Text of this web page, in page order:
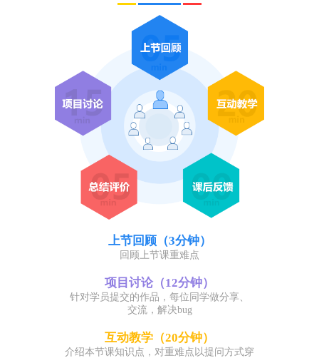
上节回顾（3分钟）
回顾上节课重难点
项目讨论（12分钟）
针对学员提交的作品，每位同学做分享、
交流，解决bug
互动教学（20分钟）
介绍本节课知识点，对重难点以提问方式穿